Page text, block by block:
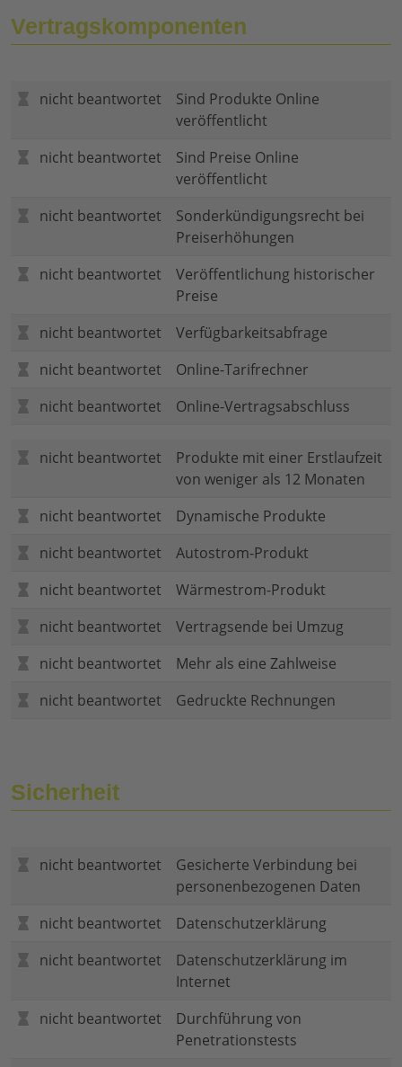
Vertragskomponenten
nicht beantwortet
Sind Produkte Online
veröffentlicht
nicht beantwortet
Sind Preise Online
veröffentlicht
nicht beantwortet
Sonderkündigungsrecht bei
Preiserhöhungen
nicht beantwortet
Veröffentlichung historischer
Preise
nicht beantwortet
Verfügbarkeitsabfrage
nicht beantwortet
Online-Tarifrechner
nicht beantwortet
Online-Vertragsabschluss
nicht beantwortet
Produkte mit einer Erstlaufzeit
von weniger als 12 Monaten
nicht beantwortet
Dynamische Produkte
nicht beantwortet
Autostrom-Produkt
nicht beantwortet
Wärmestrom-Produkt
nicht beantwortet
Vertragsende bei Umzug
nicht beantwortet
Mehr als eine Zahlweise
nicht beantwortet
Gedruckte Rechnungen
Sicherheit
nicht beantwortet
Gesicherte Verbindung bei
personenbezogenen Daten
nicht beantwortet
Datenschutzerklärung
nicht beantwortet
Datenschutzerklärung im
Internet
nicht beantwortet
Durchführung von
Penetrationstests